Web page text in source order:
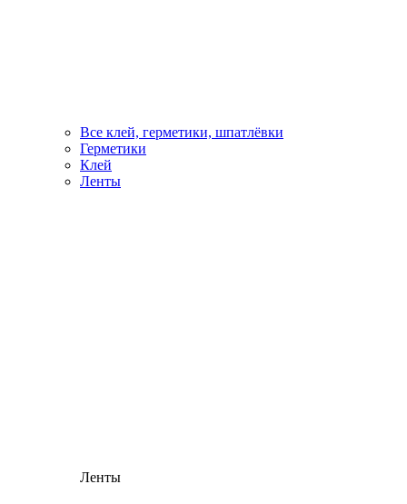
Все клей, герметики, шпатлёвки
Герметики
Клей
Ленты
Ленты